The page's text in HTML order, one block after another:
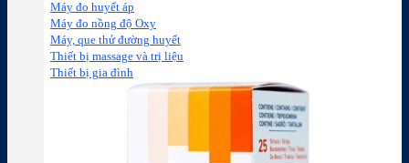
Máy đo huyết áp
Máy đo nồng độ Oxy
Máy, que thử đường huyết
Thiết bị massage và trị liệu
Thiết bị gia đình